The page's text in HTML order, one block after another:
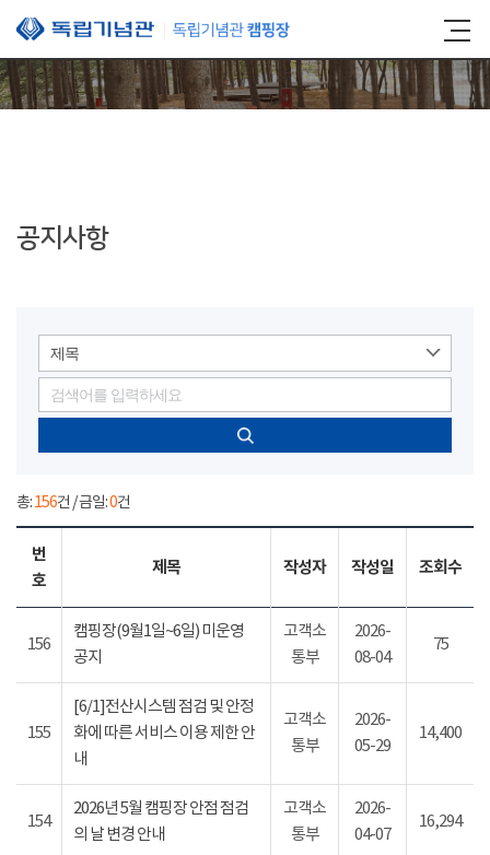
본문 바로가기
공지사항
제목
총:156건 / 금일:0건
번
호
제목 작성자 작성일 조회수
156
캠핑장(9월1일~6일) 미운영
공지
고객소
통부
2026-
08-04
75
155
[6/1]전산시스템 점검 및 안정
화에 따른 서비스 이용 제한 안
내
고객소
통부
2026-
05-29
14,400
154
2026년 5월 캠핑장 안점 점검
의 날 변경 안내
고객소
통부
2026-
04-07
16,294